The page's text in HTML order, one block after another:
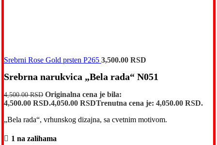
Srebrni Rose Gold prsten P265 3,500.00 RSD
Srebrna narukvica „Bela rada“ N051
4,500.00RSD Originalna cena je bila:
4,500.00 RSD.4,050.00 RSDTrenutna cena je: 4,050.00 RSD.
„Bela rada“, vrhunskog dizajna, sa cvetnim motivom.
1 na zalihama